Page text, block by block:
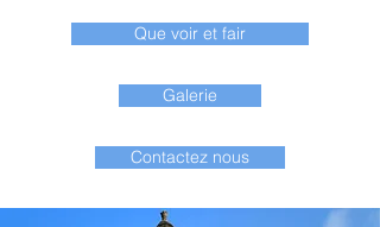
Que voir et fair
Galerie
Contactez nous